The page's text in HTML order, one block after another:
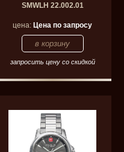
SMWLH 22.002.01
цена:Цена по запросу
запросить цену со скидкой